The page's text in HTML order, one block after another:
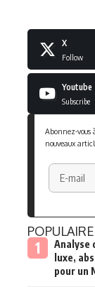
X
Follow
Youtube
Subscribe
Abonnez-vous
nouveaux
POPULAIRE
Analyse
luxe,
pour un